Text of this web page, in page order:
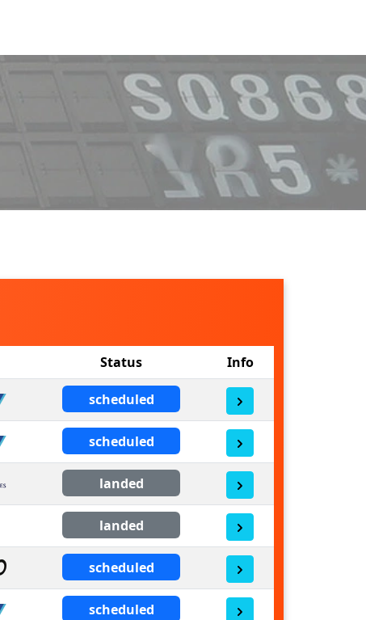
Status Info
scheduled
scheduled
landed
landed
scheduled
scheduled